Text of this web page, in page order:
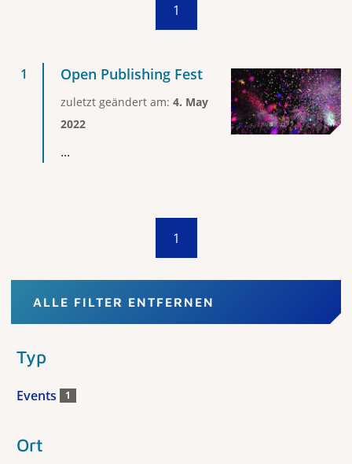
1
Open Publishing Fest
zuletzt geändert am: 4. May
2022
...
1
ALLE FILTER ENTFERNEN
Typ
Events 1
Ort